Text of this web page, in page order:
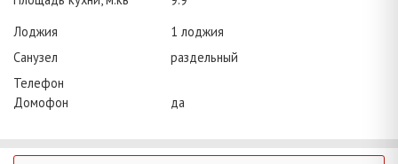
Лоджия
1 лоджия
Санузел
раздельный
Телефон
Домофон
да